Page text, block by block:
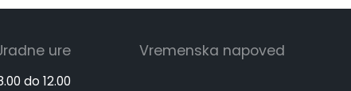
ure
do 12.00
Vremenska napoved